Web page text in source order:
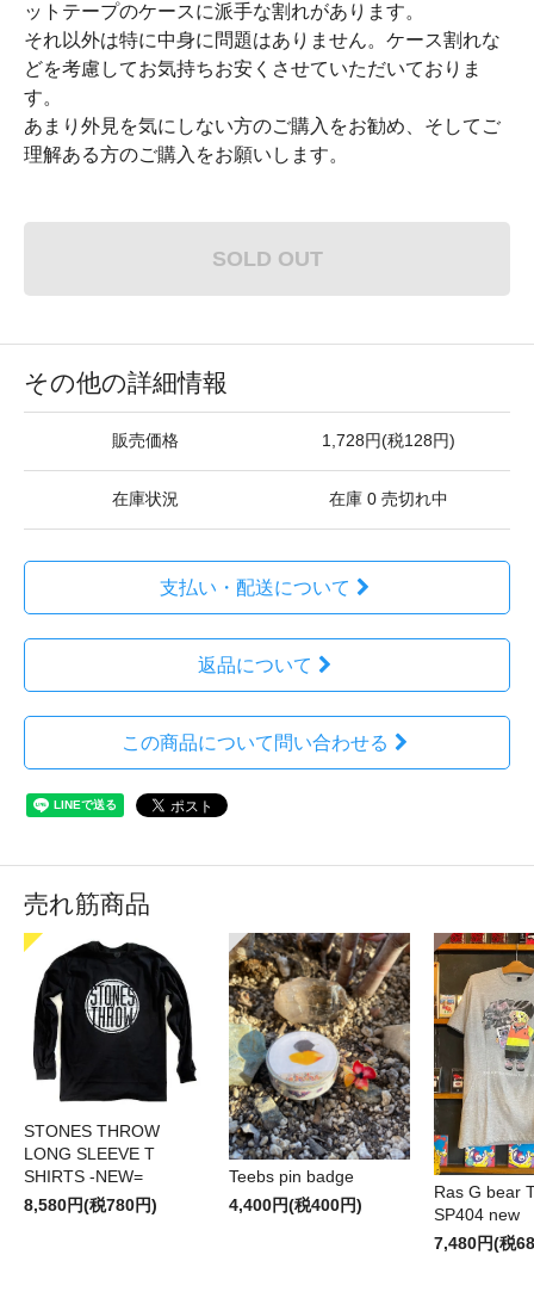
ットテープのケースに派手な割れがあります。
それ以外は特に中身に問題はありません。ケース割れな
どを考慮してお気持ちお安くさせていただいておりま
す。
あまり外見を気にしない方のご購入をお勧め、そしてご
理解ある方のご購入をお願いします。
SOLD OUT
その他の詳細情報
販売価格 1,728円(税128円)
在庫状況 在庫 0 売切れ中
支払い・配送について
返品について
この商品について問い合わせる
売れ筋商品
STONES THROW
LONG SLEEVE T
SHIRTS -NEW=
8,580円(税780円)
Teebs pin badge
4,400円(税400円)
Ras G bear
SP404 new
7,480円(税